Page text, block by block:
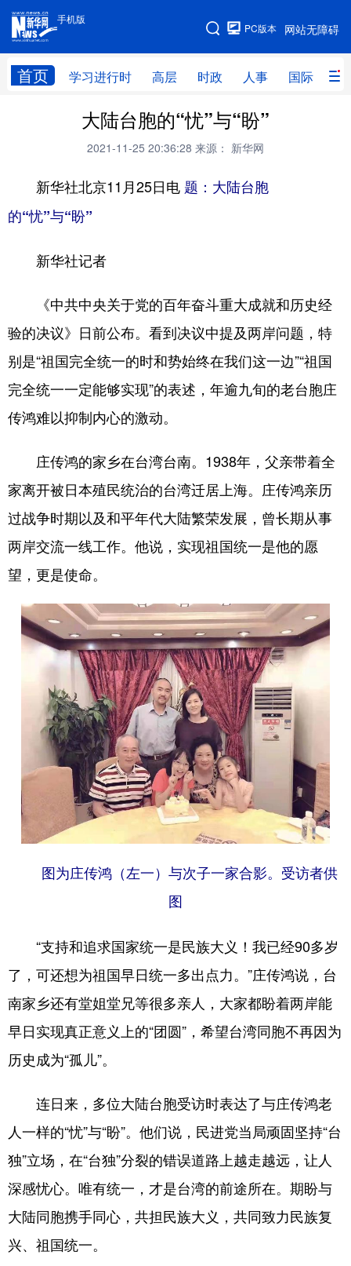
手机版
网站无障碍
PC版本
首页 学习进行时 高层 时政 人事 国际 财
手机版
网站地图
高层 时政
财经 网评
台湾 思客智库 全球连线
科技
法律 中央文件 金融 汽车
学术中国 乡村振兴 银龄 溯源中国
城市 旅游
公益 一带一路 亚太网 上市公司
文化产业
地方频道
北京 天津 河北 山西
辽宁 吉林 上海 江苏
安徽 福建
山东 河南 湖北 湖南
广东 广西 海南 重庆
四川 贵州 云南 西藏
甘肃 青海 宁夏
新疆 黑龙江
Русский язык 日本語 한국어
Deutsch Português
大陆台胞的“忧”与“盼”
2021-11-25 20:36:28 来源： 新华网
新华社北京11月25日电 题：大陆台胞
的“忧”与“盼”
新华社记者
《中共中央关于党的百年奋斗重大成就和历史经
验的决议》日前公布。看到决议中提及两岸问题，特
别是“祖国完全统一的时和势始终在我们这一边”“祖国
完全统一一定能够实现”的表述，年逾九旬的老台胞庄
传鸿难以抑制内心的激动。
庄传鸿的家乡在台湾台南。1938年，父亲带着全
家离开被日本殖民统治的台湾迁居上海。庄传鸿亲历
过战争时期以及和平年代大陆繁荣发展，曾长期从事
两岸交流一线工作。他说，实现祖国统一是他的愿
望，更是使命。
图为庄传鸿（左一）与次子一家合影。受访者供
图
“支持和追求国家统一是民族大义！我已经90多岁
了，可还想为祖国早日统一多出点力。”庄传鸿说，台
南家乡还有堂姐堂兄等很多亲人，大家都盼着两岸能
早日实现真正意义上的“团圆”，希望台湾同胞不再因为
历史成为“孤儿”。
连日来，多位大陆台胞受访时表达了与庄传鸿老
人一样的“忧”与“盼”。他们说，民进党当局顽固坚持“台
独”立场，在“台独”分裂的错误道路上越走越远，让人
深感忧心。唯有统一，才是台湾的前途所在。期盼与
大陆同胞携手同心，共担民族大义，共同致力民族复
兴、祖国统一。